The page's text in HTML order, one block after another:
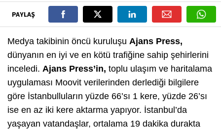
PAYLAŞ
Medya takibinin öncü kuruluşu Ajans Press,
dünyanın en iyi ve en kötü trafiğine sahip şehirlerini
inceledi. Ajans Press’in, toplu ulaşım ve haritalama
uygulaması Moovit verilerinden derlediği bilgilere
göre İstanbulluların yüzde 66’sı 1 kere, yüzde 26’sı
ise en az iki kere aktarma yapıyor. İstanbul’da
yaşayan vatandaşlar, ortalama 19 dakika durakta